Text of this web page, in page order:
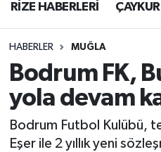
RİZE HABERLERİ
HABERLER MUĞLA
Bodrum FK,
yola devam
Bodrum Futbol Kulübü,
Eşer ile 2 yıllık yeni
Asayiş
Rize Jandarma
Bilim Teknoloji
Merkez Trafik
Süper Lig Puan
Tüm Manşetler
Son Dakika Haberleri